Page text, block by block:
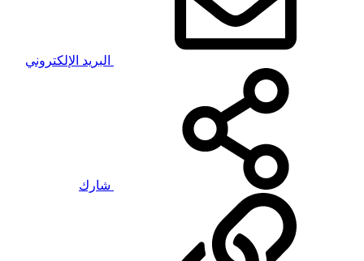
البريد الإلكتروني
شارك